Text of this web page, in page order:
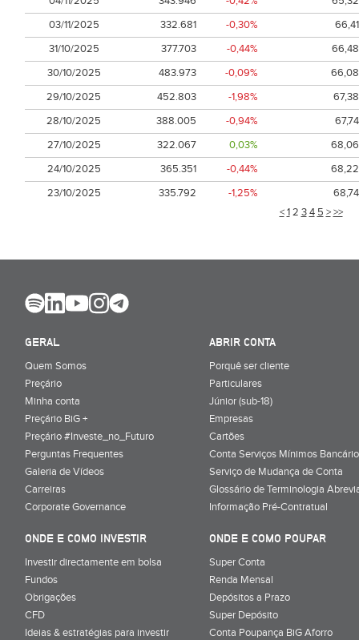
< 12 3 4 5 > >>
03/11/2025
332.681 -0,30%
66,41
31/10/2025
377.703 -0,44%
66,48
30/10/2025
483.973 -0,09%
66,08
29/10/2025
452.803 -1,98%
67,38
28/10/2025
388.005 -0,94%
67,74
27/10/2025
322.067 0,03%
68,06
24/10/2025
365.351 -0,44%
68,22
23/10/2025
335.792 -1,25% 68,74
GERAL
Quem Somos
Preçário
Minha conta
Preçário BiG +
Preçário #Investe_no_Futuro
Perguntas Frequentes
Galeria de Vídeos
Carreiras
Corporate Governance
ABRIR CONTA
Porquê ser cliente
Particulares
Júnior (sub-18)
Empresas
Cartões
Conta Serviços Mínimos
Serviço de Mudança de Conta
Glossário de Terminologia
Informação Pré-Contratual
ONDE E COMO INVESTIR
Investir directamente em bolsa
Fundos
Obrigações
CFD
Ideias & estratégias para investir
ONDE E COMO POUPAR
Super Conta
Renda Mensal
Depósitos a Prazo
Super Depósito
Conta Poupança BiG Aforro